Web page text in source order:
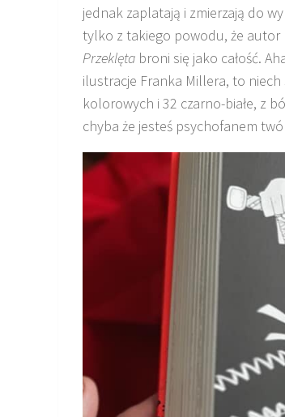
jednak zaplatają i zmierzają do
tylko z takiego powodu, że autor
Przeklęta broni się jako całość.
ilustracje Franka Millera, to niech
kolorowych i 32 czarno-białe, z
chyba że jesteś psychofanem